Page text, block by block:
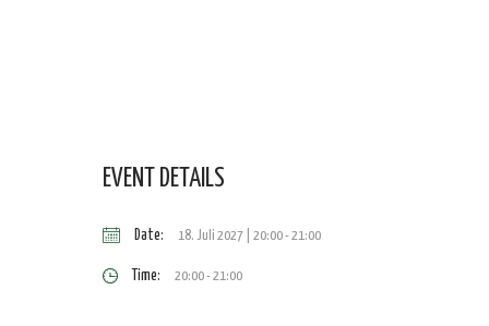
EVENT DETAILS
Date: 18. Juli 2027 | 20:00-21:00
Time: 20:00 - 21:00